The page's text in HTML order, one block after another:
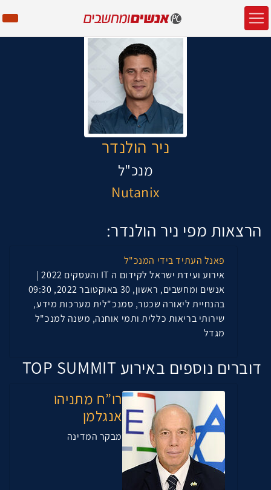
ניר הולנדר
מנכ"ל
Nutanix
הרצאות מפי ניר הולנדר:
פאנל העתיד בידי המנכ"ל
אירוע ועידת ישראל לקידום ה IT והעסקים 2022 |
אנשים ומחשבים, ראשון, 30 באוקטובר 2022, 09:30
בהנחיית ליאורה שכטר, סמנכ"לית מערכות מידע,
שירותי בריאות כללית ותמי אוחנה, משנה למנכ"ל
מגדל
דוברים נוספים באירוע TOP SUMMIT
רו”ח מתניהו
אנגלמן
מבקר המדינה